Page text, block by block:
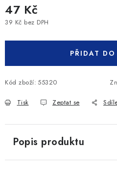
47 Kč
39 Kč bez DPH
PŘIDAT
Kód zboží: 55320
Tisk Zeptat se
Popis produktu